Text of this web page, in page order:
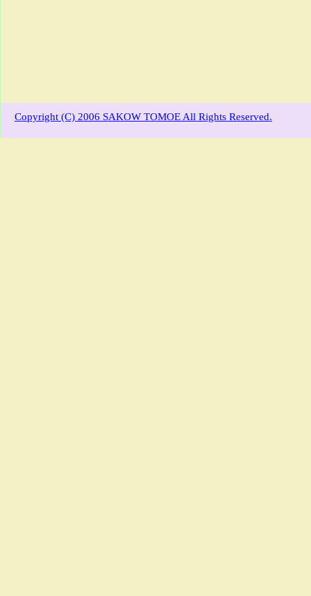
Copyright (C) 2006 SAKOW TOMOE All Rights Reserved.